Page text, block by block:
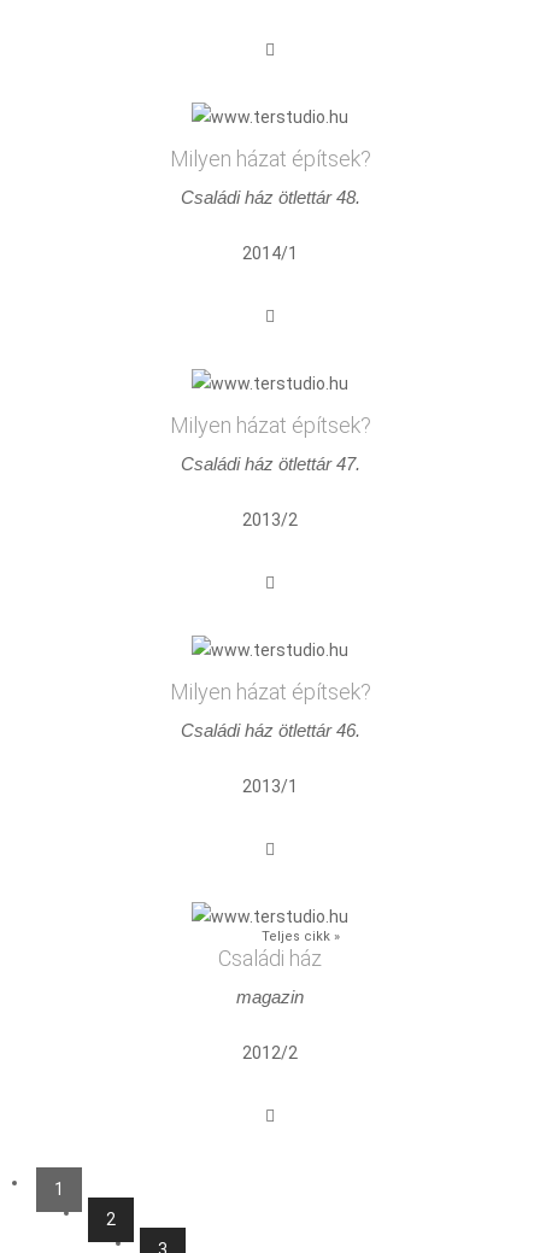
Milyen házat építsek?
Családi ház ötlettár 48.
2014/1
Milyen házat építsek?
Családi ház ötlettár 47.
2013/2
Milyen házat építsek?
Családi ház ötlettár 46.
2013/1
Családi ház
magazin
2012/2
Teljes cikk »
Pages
1
2
3